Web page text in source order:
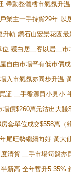
帶動整體樓市氣氛升
業主一手持貨29年 以
軌 鑽石山宏景花園
獲白居二客以居二市
自由市場罕有低市價
入市氣氛亦同步升温
証 二手盤源買小見小
價$260萬元沽出大賺
套單位成交$558萬（
尾旺勢繼續向好 黃
清貨 二手市場筍盤
新高 全年暫升5.35%